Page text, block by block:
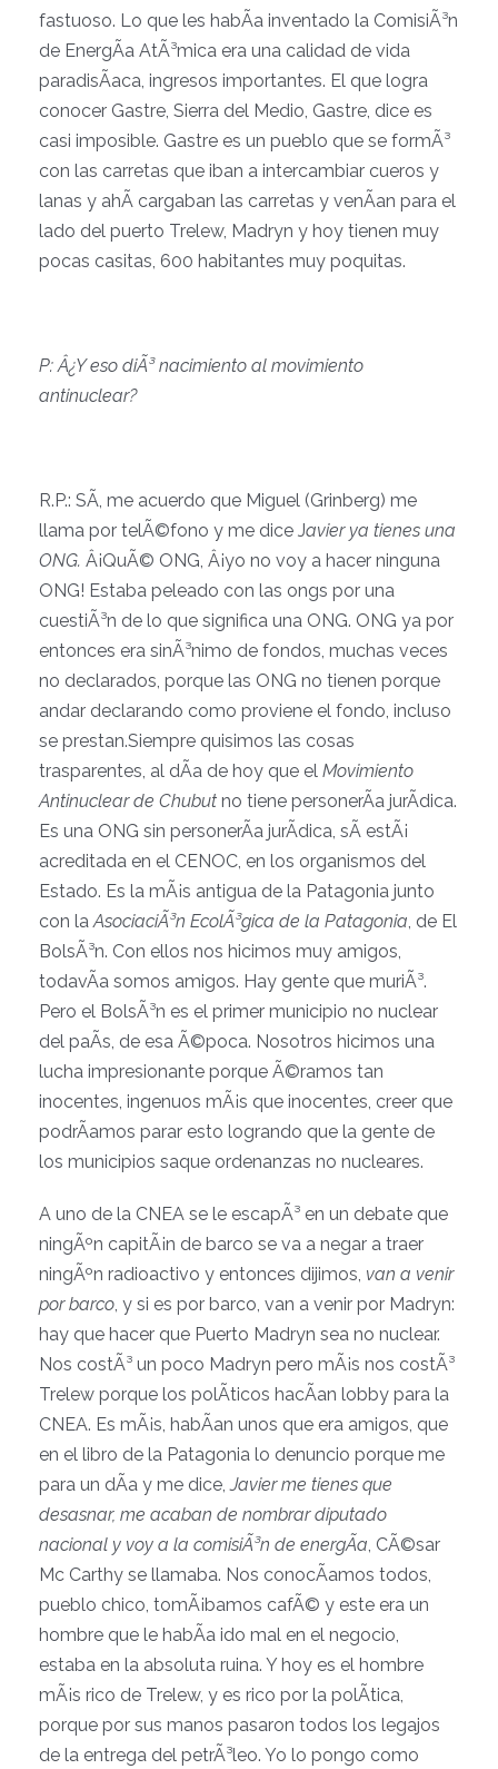
fastuoso. Lo que les habÃ­a inventado la ComisiÃ³n
de EnergÃ­a AtÃ³mica era una calidad de vida
paradisÃ­aca, ingresos importantes. El que logra
conocer Gastre, Sierra del Medio, Gastre, dice es
casi imposible. Gastre es un pueblo que se formÃ³
con las carretas que iban a intercambiar cueros y
lanas y ahÃ­ cargaban las carretas y venÃ­an para el
lado del puerto Trelew, Madryn y hoy tienen muy
pocas casitas, 600 habitantes muy poquitas.
P: Â¿Y eso diÃ³ nacimiento al movimiento
antinuclear?
R.P.: SÃ­, me acuerdo que Miguel (Grinberg) me
llama por telÃ©fono y me dice Javier ya tienes una
ONG. Â¡QuÃ© ONG, Â¡yo no voy a hacer ninguna
ONG! Estaba peleado con las ongs por una
cuestiÃ³n de lo que significa una ONG. ONG ya por
entonces era sinÃ³nimo de fondos, muchas veces
no declarados, porque las ONG no tienen porque
andar declarando como proviene el fondo, incluso
se prestan.Siempre quisimos las cosas
trasparentes, al dÃ­a de hoy que el Movimiento
Antinuclear de Chubut no tiene personerÃ­a jurÃ­dica.
Es una ONG sin personerÃ­a jurÃ­dica, sÃ­ estÃ¡
acreditada en el CENOC, en los organismos del
Estado. Es la mÃ¡s antigua de la Patagonia junto
con laAsociaciÃ³n EcolÃ³gica de la Patagonia, de El
BolsÃ³n. Con ellos nos hicimos muy amigos,
todavÃ­a somos amigos. Hay gente que muriÃ³.
Pero el BolsÃ³n es el primer municipio no nuclear
del paÃ­s, de esa Ã©poca. Nosotros hicimos una
lucha impresionante porque Ã©ramos tan
inocentes, ingenuos mÃ¡s que inocentes, creer que
podrÃ­amos parar esto logrando que la gente de
los municipios saque ordenanzas no nucleares.
A uno de la CNEA se le escapÃ³ en un debate que
ningÃºn capitÃ¡n de barco se va a negar a traer
ningÃºn radioactivo y entonces dijimos, van a venir
por barco, y si es por barco, van a venir por Madryn:
hay que hacer que Puerto Madryn sea no nuclear.
Nos costÃ³ un poco Madryn pero mÃ¡s nos costÃ³
Trelew porque los polÃ­ticos hacÃ­an lobby para la
CNEA. Es mÃ¡s, habÃ­an unos que era amigos, que
en el libro de la Patagonia lo denuncio porque me
para un dÃ­a y me dice,Javier me tienes que
desasnar, me acaban de nombrar diputado
nacional y voy a la comisiÃ³n de energÃ­a, CÃ©sar
Mc Carthy se llamaba. Nos conocÃ­amos todos,
pueblo chico, tomÃ¡bamos cafÃ© y este era un
hombre que le habÃ­a ido mal en el negocio,
estaba en la absoluta ruina. Y hoy es el hombre
mÃ¡s rico de Trelew, y es rico por la polÃ­tica,
porque por sus manos pasaron todos los legajos
de la entrega del petrÃ³leo. Yo lo pongo como